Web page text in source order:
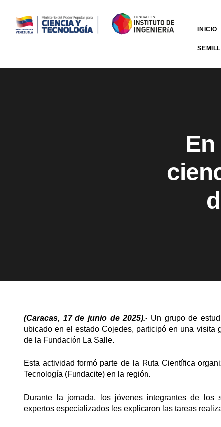
INICIO
(Caracas, 17 de junio de 2025).- Un grupo de
ubicado en el estado Cojedes, participó en una visita
de la Fundación La Salle.
Esta actividad formó parte de la Ruta Científica
Tecnología (Fundacite) en la región.
Durante la jornada, los jóvenes integrantes de los
expertos especializados les explicaron las tareas